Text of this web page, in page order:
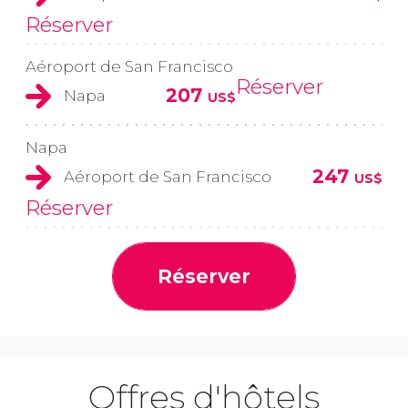
Réserver
Aéroport de San Francisco
Napa
207 US$Réserver
Napa
Aéroport de San Francisco
247 US$
Réserver
Réserver
Offres d'hôtels